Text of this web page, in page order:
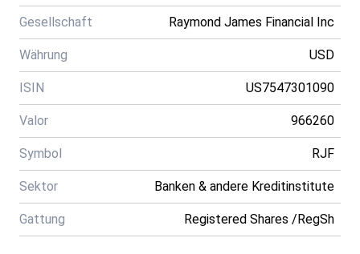
Gesellschaft Raymond James Financial Inc
Währung USD
ISIN US7547301090
Valor 966260
Symbol RJF
Sektor Banken & andere Kreditinstitute
Gattung Registered Shares /RegSh